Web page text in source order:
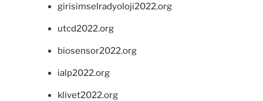
girisimselradyoloji2022.org
utcd2022.org
biosensor2022.org
ialp2022.org
klivet2022.org